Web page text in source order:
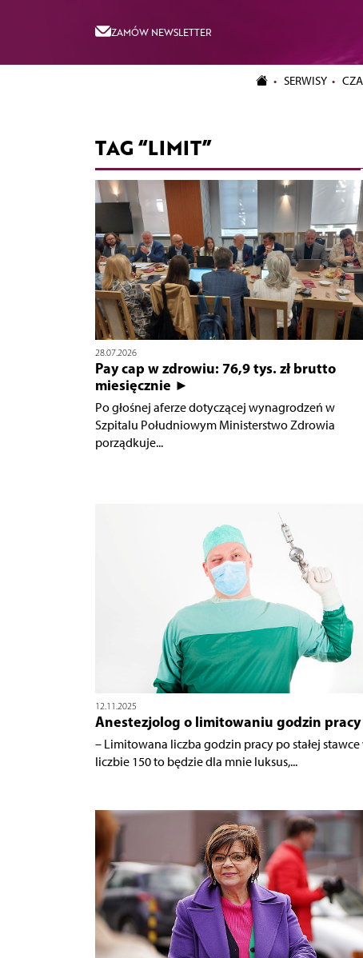
ZAMÓW NEWSLETTER
SERWISY
TAG “LIMIT”
28.07.2026
Pay cap w zdrowiu: 76,9 tys. zł brutto
miesięcznie ►
Po głośnej aferze dotyczącej wynagrodzeń w
Szpitalu Południowym Ministerstwo Zdrowia
porządkuje...
12.11.2025
Anestezjolog o limitowaniu godzin pracy
– Limitowana liczba godzin pracy po stałej stawce
liczbie 150 to będzie dla mnie luksus,...